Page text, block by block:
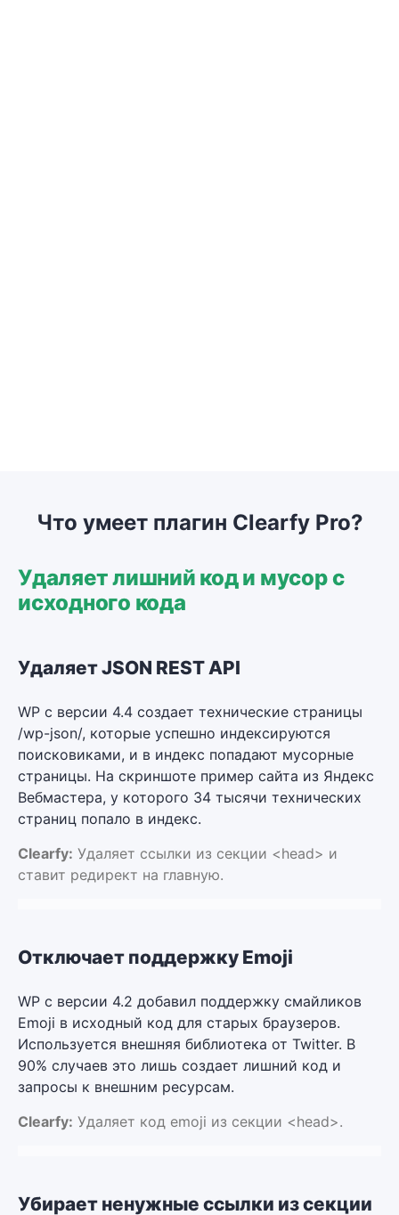
Что умеет плагин Clearfy Pro?
Удаляет лишний код и мусор с
исходного кода
Удаляет JSON REST API
WP с версии 4.4 создает технические страницы
/wp-json/, которые успешно индексируются
поисковиками, и в индекс попадают мусорные
страницы. На скриншоте пример сайта из Яндекс
Вебмастера, у которого 34 тысячи технических
страниц попало в индекс.
Clearfy: Удаляет ссылки из секции <head> и
ставит редирект на главную.
Отключает поддержку Emoji
WP с версии 4.2 добавил поддержку смайликов
Emoji в исходный код для старых браузеров.
Используется внешняя библиотека от Twitter. В
90% случаев это лишь создает лишний код и
запросы к внешним ресурсам.
Clearfy: Удаляет код emoji из секции <head>.
Убирает ненужные ссылки из секции